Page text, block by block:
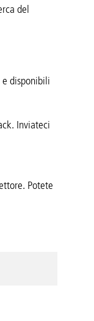
del
disponibili
Inviateci
Potete